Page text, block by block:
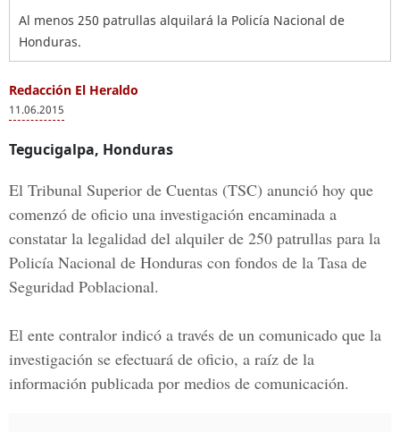
Al menos 250 patrullas alquilará la Policía Nacional de
Honduras.
Redacción El Heraldo
11.06.2015
Tegucigalpa, Honduras
El Tribunal Superior de Cuentas (TSC) anunció hoy que
comenzó de oficio una investigación encaminada a
constatar la legalidad del alquiler de 250 patrullas para la
Policía Nacional de Honduras con fondos de la Tasa de
Seguridad Poblacional.
El ente contralor indicó a través de un comunicado que la
investigación se efectuará de oficio, a raíz de la
información publicada por medios de comunicación.